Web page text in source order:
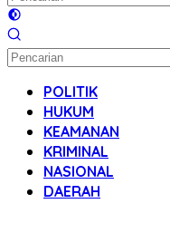
POLITIK
HUKUM
KEAMANAN
KRIMINAL
NASIONAL
DAERAH